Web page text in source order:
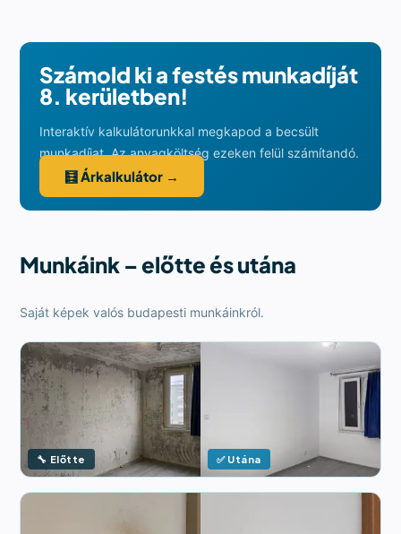
Számold ki a festés munkadíját
8. kerületben!
Interaktív kalkulátorunkkal megkapod a becsült
munkadíjat. Az anyagköltség ezeken felül számítandó.
🧮 Árkalkulátor →
Munkáink – előtte és utána
Saját képek valós budapesti munkáinkról.
🔧 Előtte ✅ Utána